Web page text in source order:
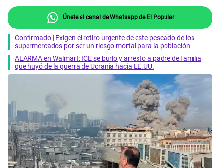
Únete al canal de Whatsapp de El Popular
Confirmado | Exigen el retiro urgente de este pescado de los
supermercados por ser un riesgo mortal para la población
ALARMA en Walmart: ICE se burló y arrestó a padre de familia
que huyó de la guerra de Ucrania hacia EE.UU.